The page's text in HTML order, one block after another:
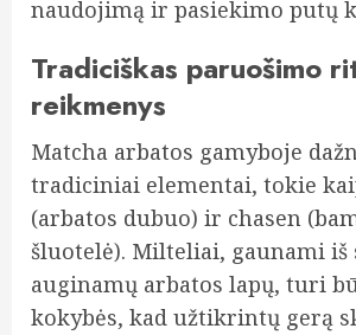
naudojimą ir pasiekimo putų
Tradiciškas paruošimo
reikmenys
Matcha arbatos gamyboje
tradiciniai elementai, tokie
(arbatos dubuo) ir chasen
šluotelė). Milteliai, gaunami iš
auginamų arbatos lapų, turi
kokybės, kad užtikrintų gerą